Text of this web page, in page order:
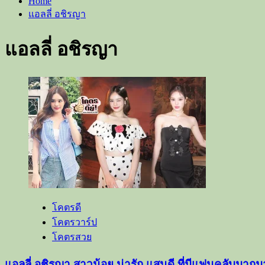
แอลลี่ อชิรญา
แอลลี่ อชิรญา
โคตรดี
โคตรวาร์ป
โคตรสวย